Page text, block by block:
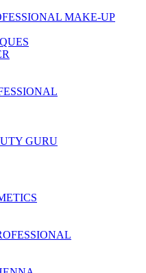
MAKE-UP
GURU